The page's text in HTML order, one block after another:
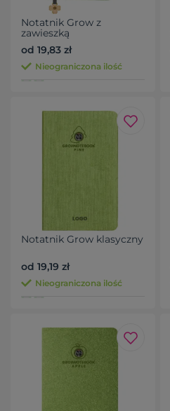
Notatnik Grow z
zawieszką
od 19,83 zł
Nieograniczona ilość
Notatnik Grow klasyczny
od 19,19 zł
Nieograniczona ilość